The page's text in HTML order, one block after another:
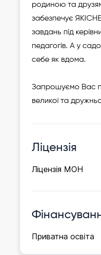
родиною та
забезпечує
завдань під
педагогів. А у
себе як вдома.
Запрошуємо Вас
великої та
Ліцензія
Ліцензія МОН
Приватна освіта